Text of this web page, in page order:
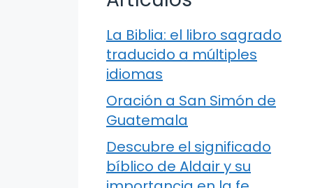
La Biblia: el libro sagrado
traducido a múltiples
idiomas
Oración a San Simón de
Guatemala
Descubre el significado
bíblico de Aldair y su